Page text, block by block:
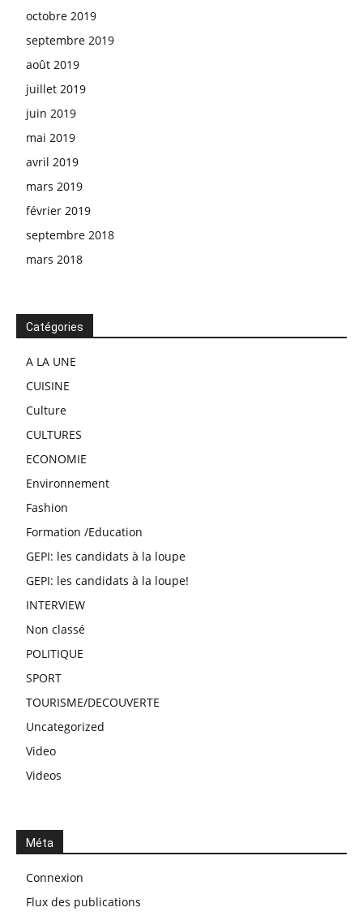
octobre 2019
septembre 2019
août 2019
juillet 2019
juin 2019
mai 2019
avril 2019
mars 2019
février 2019
septembre 2018
mars 2018
Catégories
A LA UNE
CUISINE
Culture
CULTURES
ECONOMIE
Environnement
Fashion
Formation /Education
GEPI: les candidats à la loupe
GEPI: les candidats à la loupe!
INTERVIEW
Non classé
POLITIQUE
SPORT
TOURISME/DECOUVERTE
Uncategorized
Video
Videos
Méta
Connexion
Flux des publications